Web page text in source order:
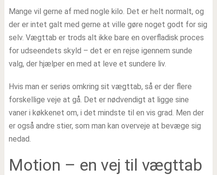
Mange vil gerne af med nogle kilo. Det er helt normalt, og
der er intet galt med gerne at ville gøre noget godt for sig
selv. Vægttab er trods alt ikke bare en overfladisk proces
for udseendets skyld – det er en rejse igennem sunde
valg, der hjælper en med at leve et sundere liv.
Hvis man er seriøs omkring sit vægttab, så er der flere
forskellige veje at gå. Det er nødvendigt at ligge sine
vaner i køkkenet om, i det mindste til en vis grad. Men der
er også andre stier, som man kan overveje at bevæge sig
nedad.
Motion – en vej til vægttab